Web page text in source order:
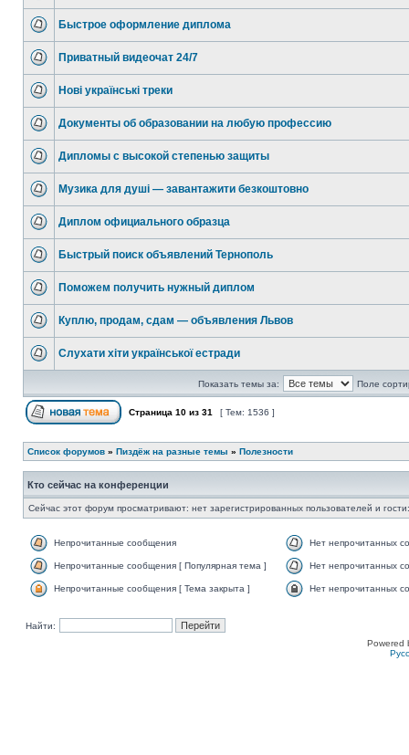
Быстрое оформление диплома
Приватный видеочат 24/7
Нові українські треки
Документы об образовании на любую профессию
Дипломы с высокой степенью защиты
Музика для душі — завантажити безкоштовно
Диплом официального образца
Быстрый поиск объявлений Тернополь
Поможем получить нужный диплом
Куплю, продам, сдам — объявления Львов
Слухати хіти української естради
Показать темы за: Поле
Страница 10 из 31 [ Тем: 1536 ]
Список форумов » Пиздёж на разные темы » Полезности
Кто сейчас на конференции
Сейчас этот форум просматривают: нет зарегистрированных пользователей и
Непрочитанные сообщения Нет непрочитанных
Непрочитанные сообщения [ Популярная тема ] Нет непрочитанных
Непрочитанные сообщения [ Тема закрыта ] Нет непрочитанных
Найти:
Powered